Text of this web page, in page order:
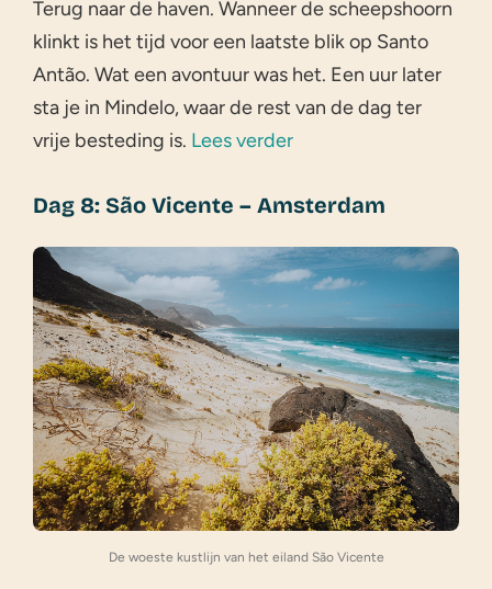
Terug naar de haven. Wanneer de scheepshoorn
klinkt is het tijd voor een laatste blik op Santo
Antão. Wat een avontuur was het. Een uur later
sta je in Mindelo, waar de rest van de dag ter
vrije besteding is. Lees verder
Dag 8: São Vicente – Amsterdam
De woeste kustlijn van het eiland São Vicente